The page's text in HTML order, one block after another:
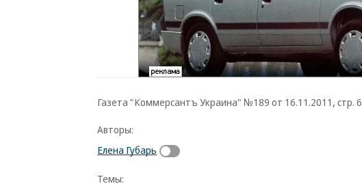
Газета "Коммерсантъ Украина" №189 от 16.11.2011, стр. 6
Авторы:
Елена Губарь
Темы: